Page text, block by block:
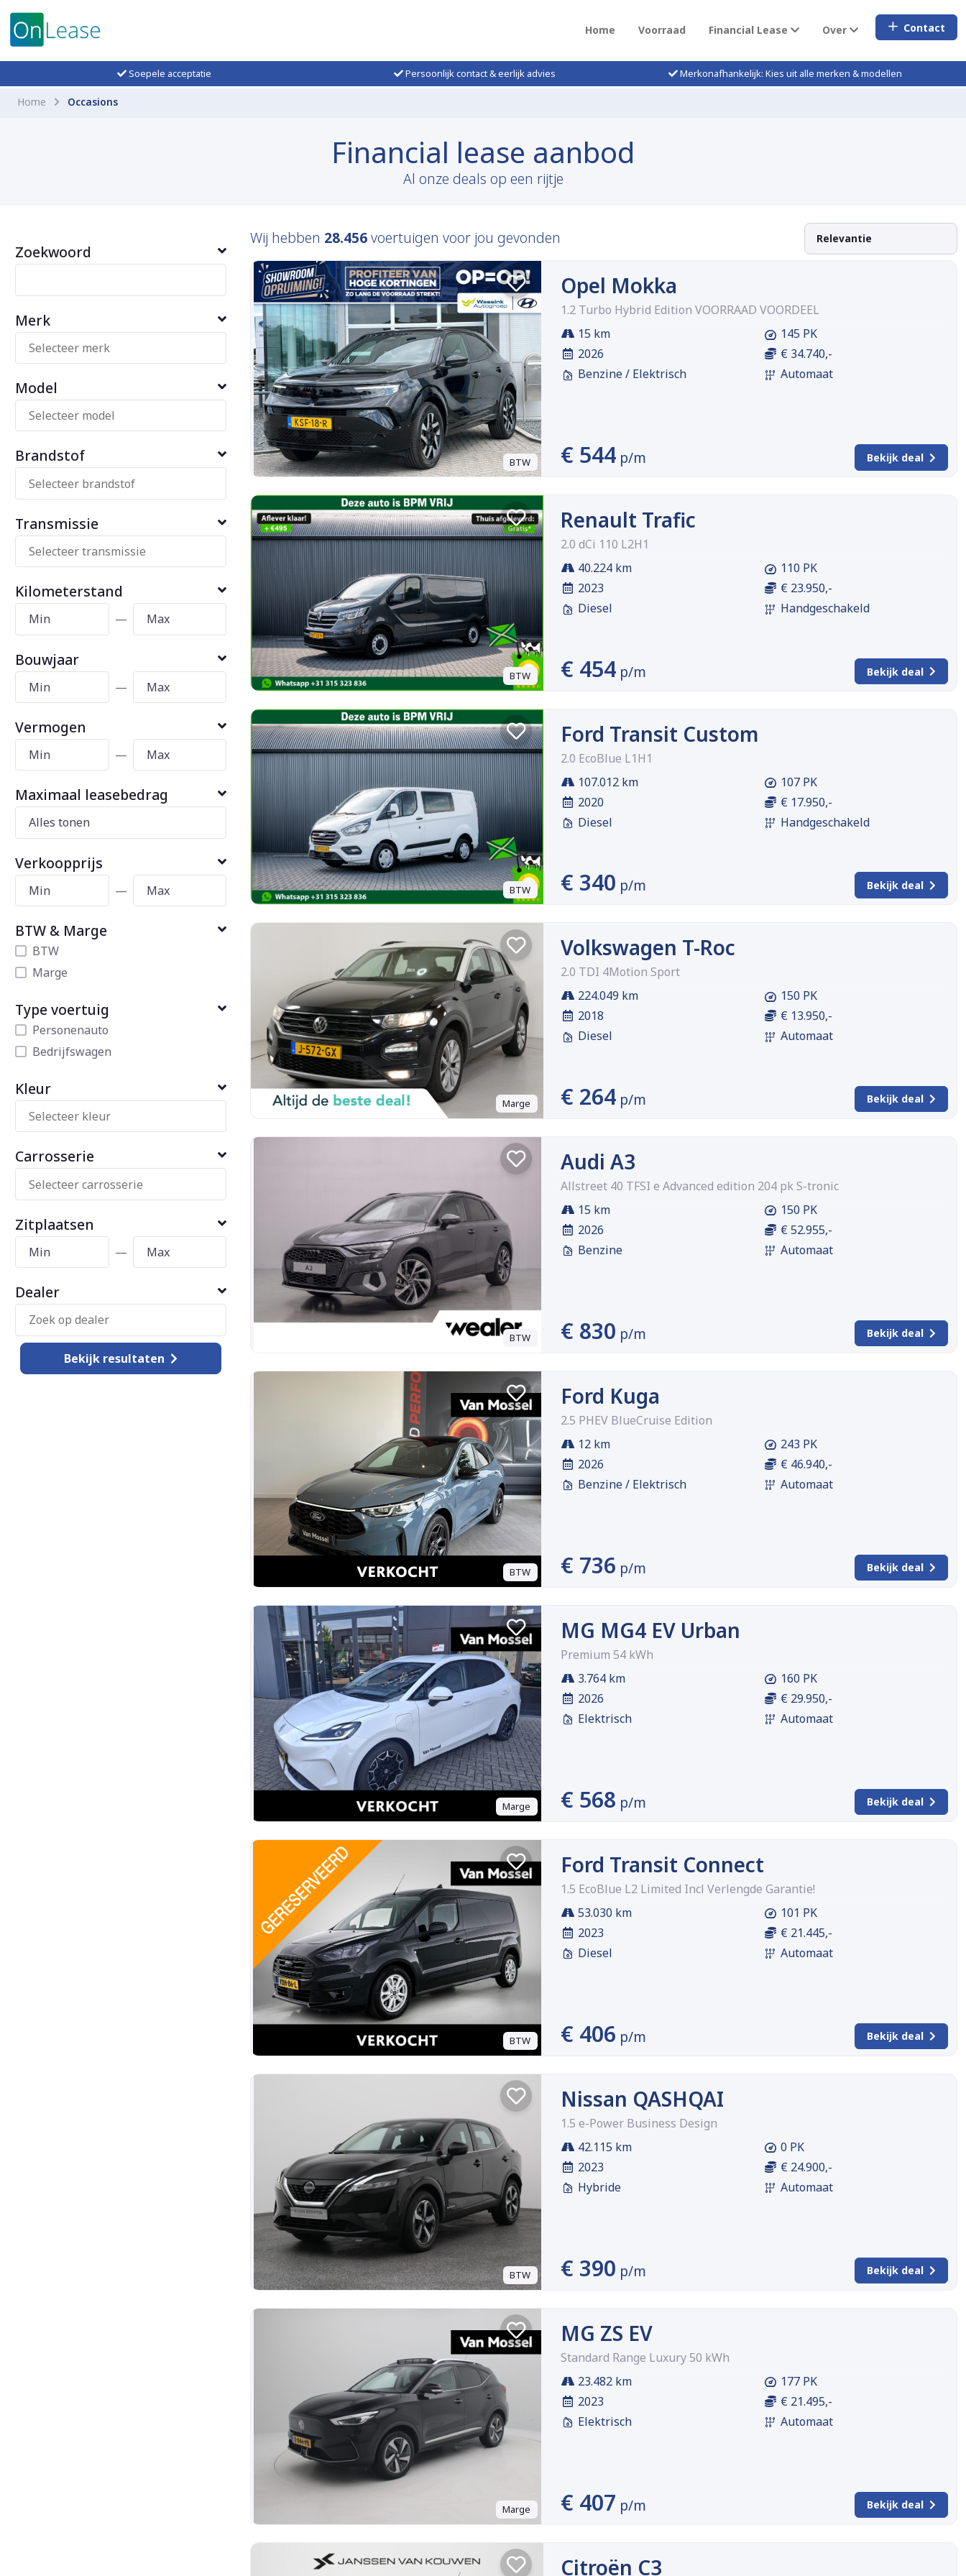
Home Voorraad Financial Lease Over Contact
Soepele acceptatie Persoonlijk contact & eerlijk advies Merkonafhankelijk: Kies uit alle merken & modellen
Home Occasions
Financial lease aanbod
Al onze deals op een rijtje
Zoekwoord
Merk
Model
Brandstof
Transmissie
Kilometerstand
—
Bouwjaar
—
Vermogen
—
Maximaal leasebedrag
Verkoopprijs
—
BTW & Marge
BTW
Marge
Type voertuig
Personenauto
Bedrijfswagen
Kleur
Carrosserie
Zitplaatsen
—
Dealer
Bekijk resultaten
Wij hebben 28.456voertuigen voor jou gevonden
BTW
Opel Mokka
1.2 Turbo Hybrid Edition VOORRAAD VOORDEEL
15 km
2026
Benzine / Elektrisch
145 PK
€ 34.740,-
Automaat
€ 544 p/m Bekijk deal
BTW
Renault Trafic
2.0 dCi 110 L2H1
40.224 km
2023
Diesel
110 PK
€ 23.950,-
Handgeschakeld
€ 454 p/m Bekijk deal
BTW
Ford Transit Custom
2.0 EcoBlue L1H1
107.012 km
2020
Diesel
107 PK
€ 17.950,-
Handgeschakeld
€ 340 p/m Bekijk deal
Marge
Volkswagen T-Roc
2.0 TDI 4Motion Sport
224.049 km
2018
Diesel
150 PK
€ 13.950,-
Automaat
€ 264 p/m Bekijk deal
BTW
Audi A3
Allstreet 40 TFSI e Advanced edition 204 pk S-tronic
15 km
2026
Benzine
150 PK
€ 52.955,-
Automaat
€ 830 p/m Bekijk deal
BTW
Ford Kuga
2.5 PHEV BlueCruise Edition
12 km
2026
Benzine / Elektrisch
243 PK
€ 46.940,-
Automaat
€ 736 p/m Bekijk deal
Marge
MG MG4 EV Urban
Premium 54 kWh
3.764 km
2026
Elektrisch
160 PK
€ 29.950,-
Automaat
€ 568 p/m Bekijk deal
BTW
Ford Transit Connect
1.5 EcoBlue L2 Limited Incl Verlengde Garantie!
53.030 km
2023
Diesel
101 PK
€ 21.445,-
Automaat
€ 406 p/m Bekijk deal
BTW
Nissan QASHQAI
1.5 e-Power Business Design
42.115 km
2023
Hybride
0 PK
€ 24.900,-
Automaat
€ 390 p/m Bekijk deal
Marge
MG ZS EV
Standard Range Luxury 50 kWh
23.482 km
2023
Elektrisch
177 PK
€ 21.495,-
Automaat
€ 407 p/m Bekijk deal
Citroën C3